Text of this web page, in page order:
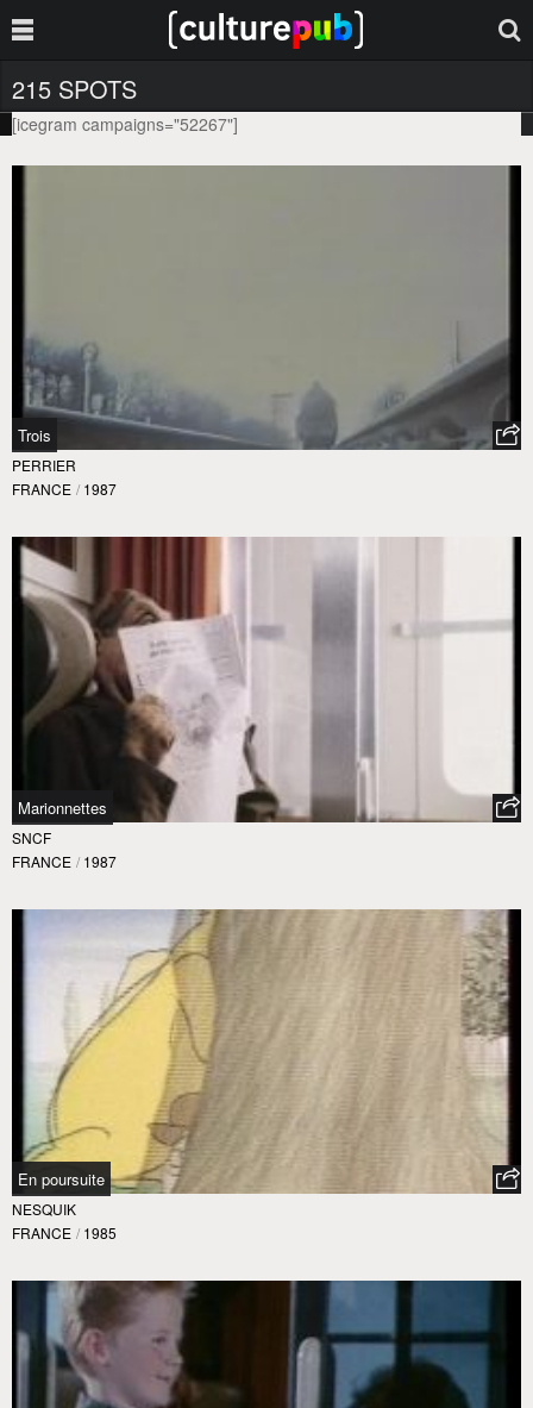
215 SPOTS
[icegram campaigns="52267"]
Trois
PERRIER
FRANCE / 1987
Marionnettes
SNCF
FRANCE / 1987
En poursuite
NESQUIK
FRANCE / 1985